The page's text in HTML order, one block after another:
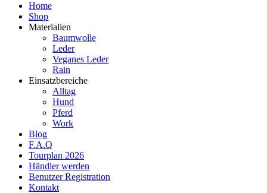
Home
Shop
Materialien
Baumwolle
Leder
Veganes Leder
Rain
Einsatzbereiche
Alltag
Hund
Pferd
Work
Blog
F.A.Q
Tourplan 2026
Händler werden
Benutzer Registration
Kontakt